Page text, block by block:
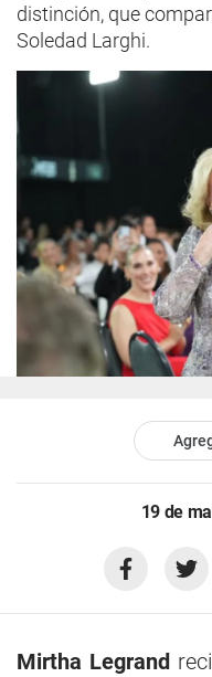
distinción, que
Soledad Larghi.
19 de
Mirtha Legrand